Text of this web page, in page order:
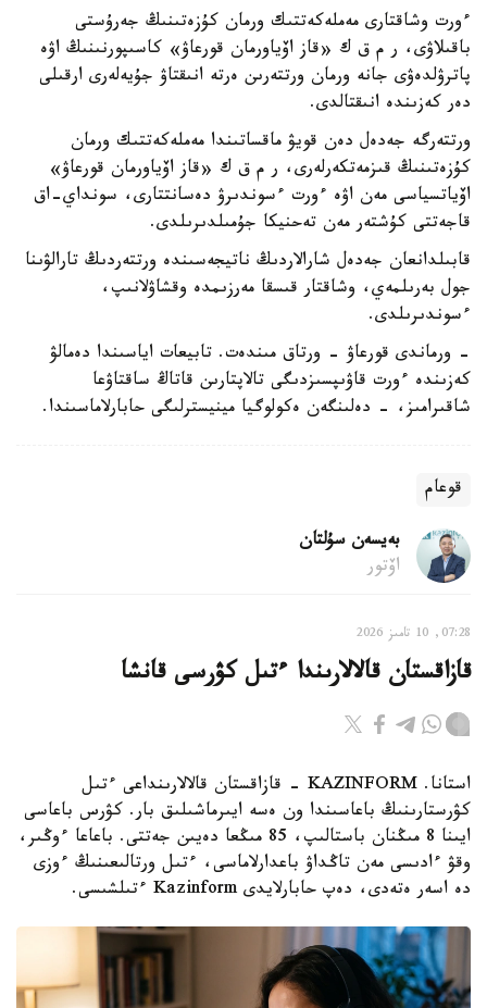
ءورت وشاقتارى مەملەكەتتىك ورمان كۇزەتىنىڭ جەرۇستى
باقىلاۋى، ر م ق ك «قاز اۆياورمان قورعاۋ» كاسىپورنىنىڭ اۋە
پاترۋلدەۋى جانە ورمان ورتتەرىن ەرتە انىقتاۋ جۇيەلەرى ارقىلى
دەر كەزىندە انىقتالدى.
ورتتەرگە جەدەل دەن قويۋ ماقساتىندا مەملەكەتتىك ورمان
كۇزەتىنىڭ قىزمەتكەرلەرى، ر م ق ك «قاز اۆياورمان قورعاۋ»
اۆياتسياسى مەن اۋە ءورت ءسوندىرۋ دەسانتتارى، سونداي-اق
قاجەتتى كۇشتەر مەن تەحنيكا جۇمىلدىرىلدى.
قابىلدانعان جەدەل شارالاردىڭ ناتيجەسىندە ورتتەردىڭ تارالۋىنا
جول بەرىلمەي، وشاقتار قىسقا مەرزىمدە وقشاۋلانىپ،
ءسوندىرىلدى.
- ورماندى قورعاۋ - ورتاق مىندەت. تابيعات اياسىندا دەمالۋ
كەزىندە ءورت قاۋىپسىزدىگى تالاپتارىن قاتاڭ ساقتاۋعا
شاقىرامىز، - دەلىنگەن ەكولوگيا مينيسترلىگى حابارلاماسىندا.
قوعام
بەيسەن سۇلتان
اۆتور
07:28, 10 تامىز 2026
قازاقستان قالالارىندا ءتىل كۋرسى قانشا
استانا. KAZINFORM - قازاقستان قالالارىنداعى ءتىل
كۋرستارىنىڭ باعاسىندا ون ەسە ايىرماشىلىق بار. كۋرس باعاسى
ايىنا 8 مىڭنان باستالىپ، 85 مىڭعا دەيىن جەتتى. باعاعا ءوڭىر،
وقۋ ءادىسى مەن تاڭداۋ باعدارلاماسى، ءتىل ورتالىعىنىڭ ءوزى
دە اسەر ەتەدى، دەپ حابارلايدى Kazinform ءتىلشىسى.